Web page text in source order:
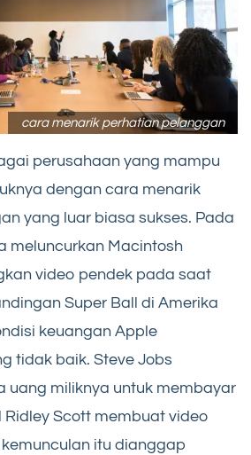
cara menarik perhatian pelanggan
perusahaan yang mampu
dengan cara menarik
yang luar biasa sukses. Pada
meluncurkan Macintosh
video pendek pada saat
Super Ball di Amerika
keuangan Apple
tidak baik. Steve Jobs
uang miliknya untuk membayar
Scott membuat video
itu dianggap